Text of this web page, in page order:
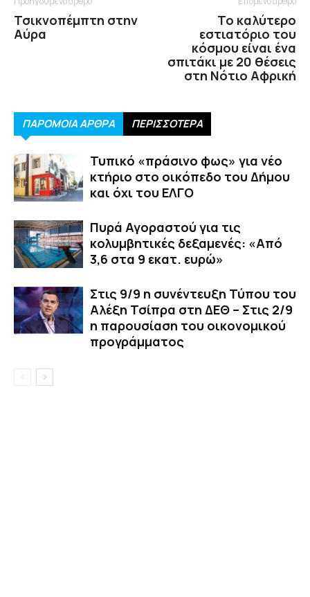
Τσικνοπέμπτη στην
Αύρα
Το καλύτερο
εστιατόριο του
κόσμου είναι ένα
σπιτάκι με 20 θέσεις
στη Νότιο Αφρική
ΠΑΡΟΜΟΙΑ ΑΡΘΡΑ ΠΕΡΙΣΣΟΤΕΡΑ
Τυπικό «πράσινο φως» για νέο
κτήριο στο οικόπεδο του Δήμου
και όχι του ΕΛΓΟ
Πυρά Αγοραστού για τις
κολυμβητικές δεξαμενές: «Από
3,6 στα 9 εκατ. ευρώ»
Στις 9/9 η συνέντευξη Τύπου του
Αλέξη Τσίπρα στη ΔΕΘ – Στις 2/9
η παρουσίαση του οικονομικού
προγράμματος